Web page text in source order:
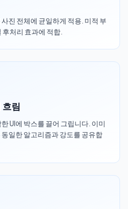
진 전체에 균일하게 적용. 미적 부
처리 효과에 적합.
림
UI에 박스를 끌어 그립니다. 이미
일한 알고리즘과 강도를 공유합